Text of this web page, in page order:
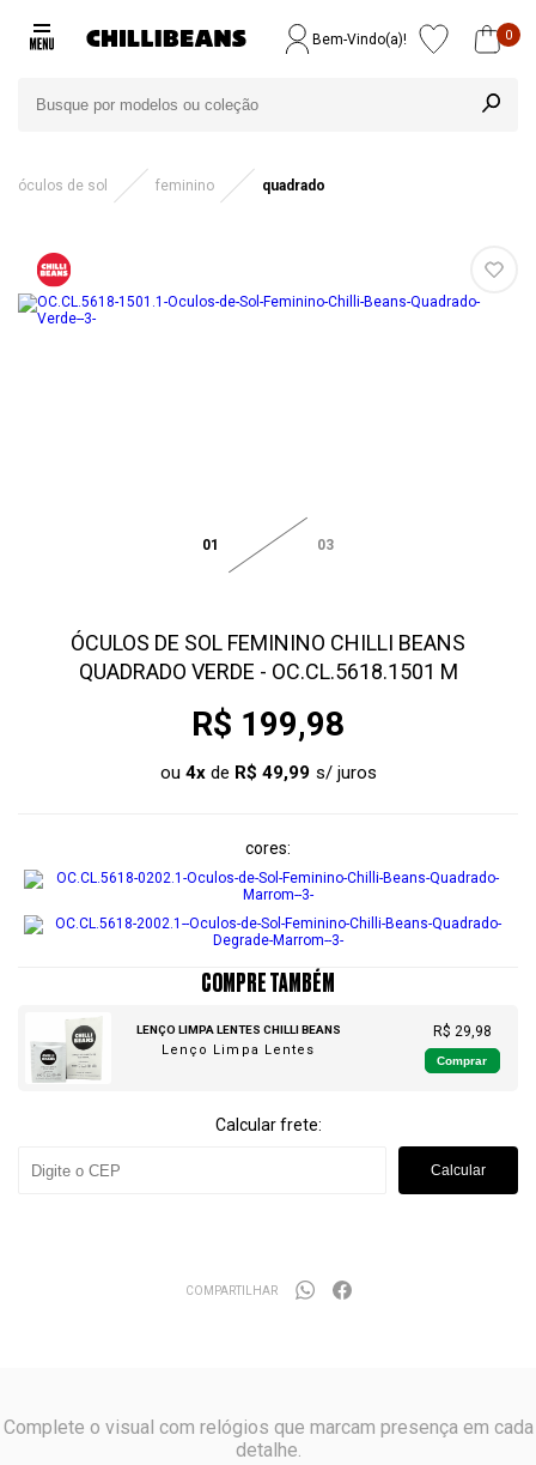
Bem-Vindo(a)! 0
óculos de sol feminino quadrado
01 03
ÓCULOS DE SOL FEMININO CHILLI BEANS
QUADRADO VERDE - OC.CL.5618.1501 M
R$ 199,98
ou 4xde R$ 49,99
cores
COMPRE TAMBÉM
LENÇO LIMPA LENTES CHILLI BEANS
Lenço Limpa Lentes
R$ 29,98
Comprar
Calcular frete:
Calcular
COMPARTILHAR
Complete o visual com relógios que marcam presença em cada
detalhe.